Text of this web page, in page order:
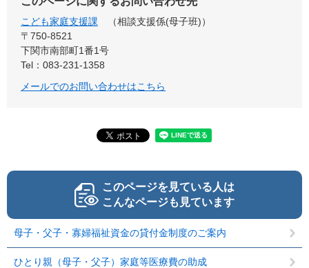
こども家庭支援課
相談支援係(母子班)
〒750-8521
下関市南部町1番1号
Tel：083-231-1358
メールでのお問い合わせはこちら
このページを見ている人は
こんなページも見ています
母子・父子・寡婦福祉資金の貸付金制度のご案内
ひとり親（母子・父子）家庭等医療費の助成